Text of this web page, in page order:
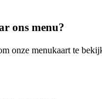
ons menu?
onze menukaart te